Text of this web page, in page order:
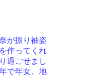
が振り袖姿
作ってくれ
過ごせまし
で年女。地